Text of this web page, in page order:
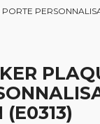
(E0313)